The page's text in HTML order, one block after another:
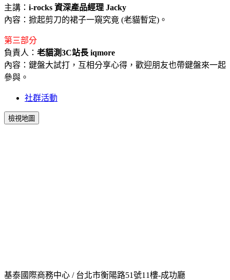
主講： i-rocks 資深產品經理 Jacky
內容：掀起剪刀的裙子一窺究竟 (老貓暫定)。
第三部分
負責人： 老貓測3C站長 iqmore
內容：鍵盤大試打，互相分享心得，歡迎朋友也帶鍵盤來一起
參與。
社群活動
檢視地圖
基泰國際商務中心 / 台北市衡陽路51號11樓-成功廳